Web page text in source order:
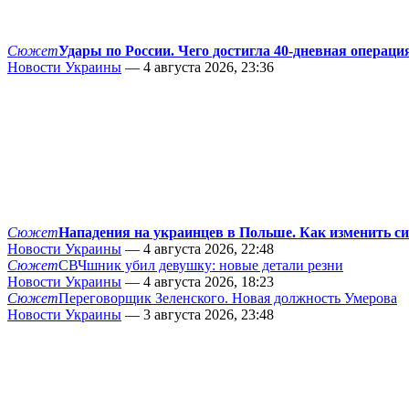
СюжетУдары по России. Чего достигла 40-дневная
Новости Украины — 4 августа 2026, 23:36
СюжетНападения на украинцев в Польше. Как изменить
Новости Украины — 4 августа 2026, 22:48
СюжетСВЧшник убил девушку: новые детали резни
Новости Украины — 4 августа 2026, 18:23
СюжетПереговорщик Зеленского. Новая должность Умерова
Новости Украины — 3 августа 2026, 23:48